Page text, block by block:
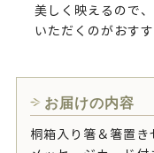
美しく映えるので
いただくのがおすす
お届けの内容
桐箱入り箸＆箸置き